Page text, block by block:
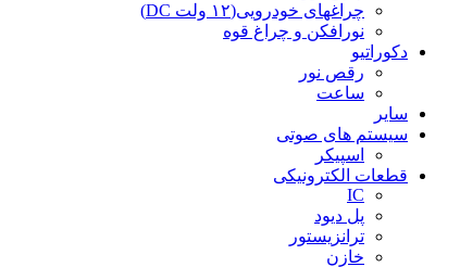
چراغهای خودرویی(۱۲ ولت DC)
نورافکن و چراغ قوه
دکوراتیو
رقص نور
ساعت
سایر
سیستم های صوتی
اسپیکر
قطعات الکترونیکی
IC
پل دیود
ترانزیستور
خازن